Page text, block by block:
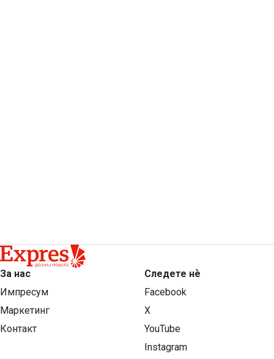
За нас
Импресум
Маркетинг
Контакт
Следете нѐ
Facebook
X
YouTube
Instagram